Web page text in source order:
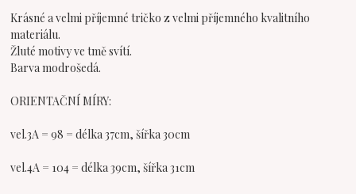
Krásné a velmi příjemné tričko z velmi příjemného kvalitního
materiálu.
Žluté motivy ve tmě svítí.
Barva modrošedá.
ORIENTAČNÍ MÍRY:
vel.3A = 98 = délka 37cm, šířka 30cm
vel.4A = 104 = délka 39cm, šířka 31cm